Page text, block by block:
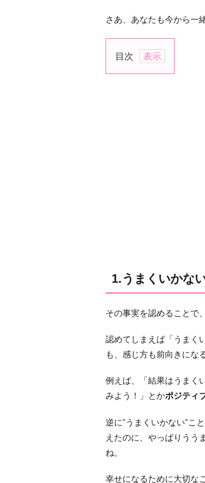
さあ、あなたも今から一
目次
1.
認
る
あ
た
が
接
会
1.うまくいかな
その事実を認めることで
認めてしまえば「うまく
も、感じ方も前向きにな
例えば、「結果はうまく
みよう！」とかポジティ
逆に”うまくいかない”こ
えたのに、やっぱりうう
ね。
幸せになるために大切な